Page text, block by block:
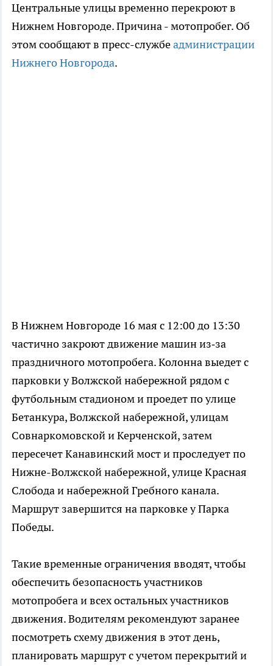
Центральные улицы временно перекроют в
Нижнем Новгороде. Причина - мотопробег. Об
этом сообщают в пресс-службеадминистрации
Нижнего Новгорода.
В Нижнем Новгороде 16 мая с 12:00 до 13:30
частично закроют движение машин из‑за
праздничного мотопробега. Колонна выедет с
парковки у Волжской набережной рядом с
футбольным стадионом и проедет по улице
Бетанкура, Волжской набережной, улицам
Совнаркомовской и Керченской, затем
пересечет Канавинский мост и проследует по
Нижне-Волжской набережной, улице Красная
Слобода и набережной Гребного канала.
Маршрут завершится на парковке у Парка
Победы.
Такие временные ограничения вводят, чтобы
обеспечить безопасность участников
мотопробега и всех остальных участников
движения. Водителям рекомендуют заранее
посмотреть схему движения в этот день,
планировать маршрут с учетом перекрытий и